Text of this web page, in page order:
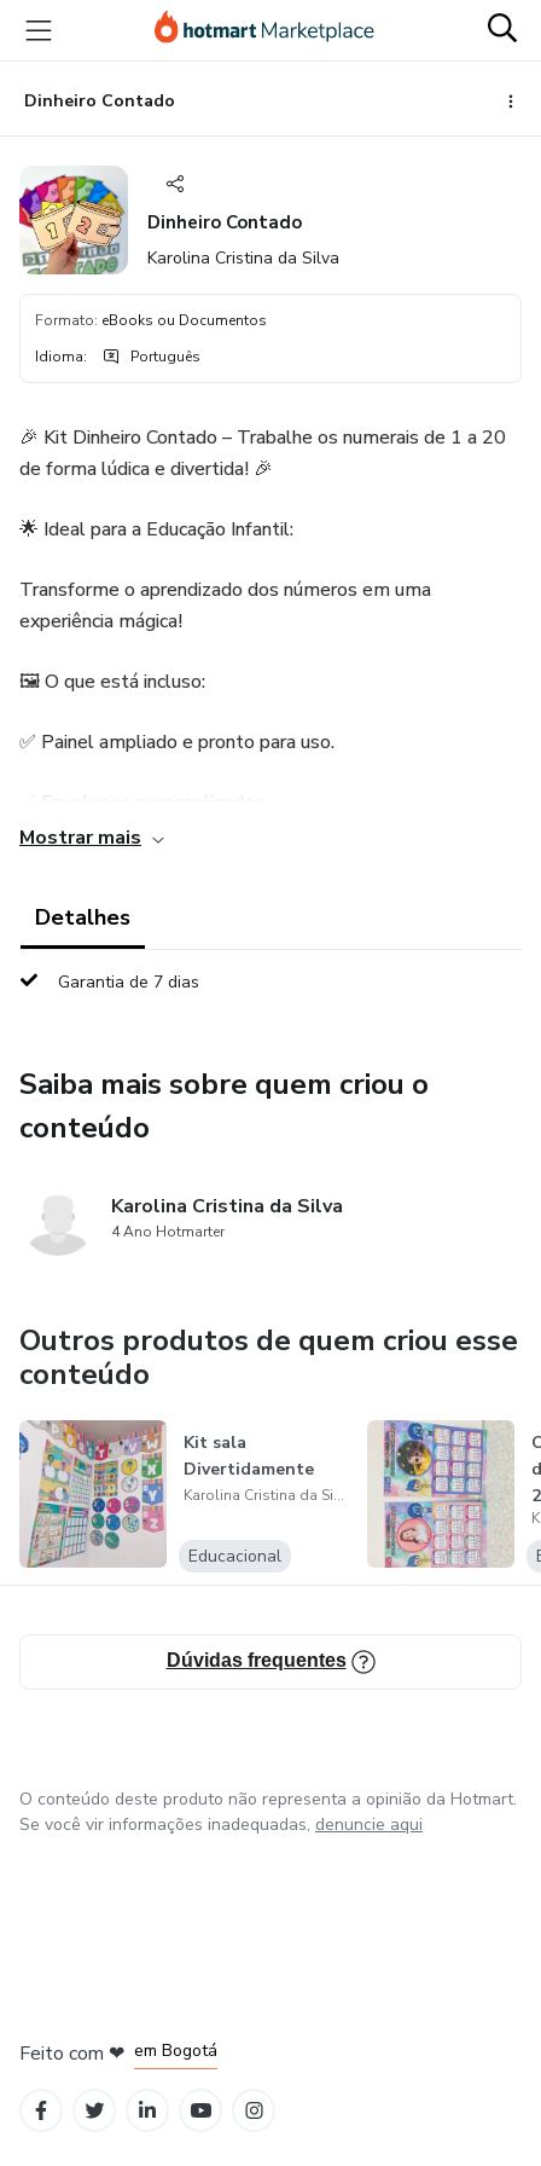
para
conteúdo
principal
para
pagamento
para
rodapé
Dinheiro Contado
Dinheiro Contado
Karolina Cristina da Silva
Formato: eBooks ou Documentos
Idioma: Português
🎉 Kit Dinheiro Contado – Trabalhe os numerais de 1 a 20
de forma lúdica e divertida! 🎉
🌟 Ideal para a Educação Infantil:
Transforme o aprendizado dos números em uma
experiência mágica!
🖼️ O que está incluso:
✅ Painel ampliado e pronto para uso.
✅ Envelopes personalizados.
💡 Benefícios:
📚 Material didático super atrativo!
👶 Facilita o desenvolvimento das habilidades numéricas
nas crianças.
💲 Por apenas R$ 9,90!
📥 Garanta agora o seu Kit Dinheiro Contado e leve a magia
📩 Entre em contato e peça o seu!
Mostrar mais
Detalhes
Garantia de 7 dias
Saiba mais sobre quem criou o
conteúdo
Karolina Cristina da Silva
4 Ano Hotmarter
Outros produtos de quem criou esse
conteúdo
Kit sala
Divertidamente
Karolina Cristina da Silva
Educacional
Dúvidas frequentes
O conteúdo deste produto não representa a opinião da Hotmart.
Se você vir informações inadequadas, denuncie aqui
Feito com ❤ em Bogotá